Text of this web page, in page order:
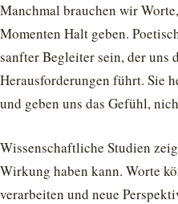
Manchmal brauchen wir
Momenten Halt geben.
sanfter Begleiter sein, der uns
Herausforderungen führt. Sie
und geben uns das Gefühl,
Wissenschaftliche Studien
Wirkung haben kann. Worte
verarbeiten und neue